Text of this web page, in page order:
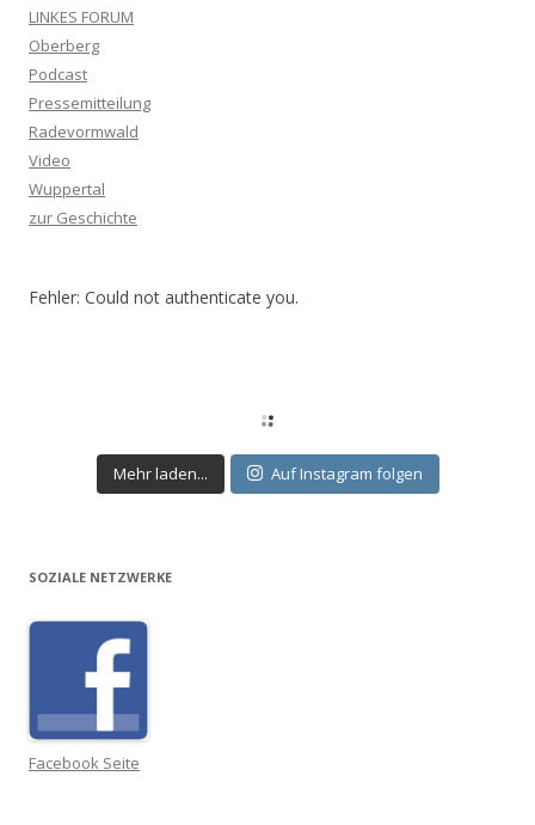
LINKES FORUM
Oberberg
Podcast
Pressemitteilung
Radevormwald
Video
Wuppertal
zur Geschichte
Fehler: Could not authenticate you.
Mehr laden... Auf Instagram folgen
SOZIALE NETZWERKE
Facebook Seite